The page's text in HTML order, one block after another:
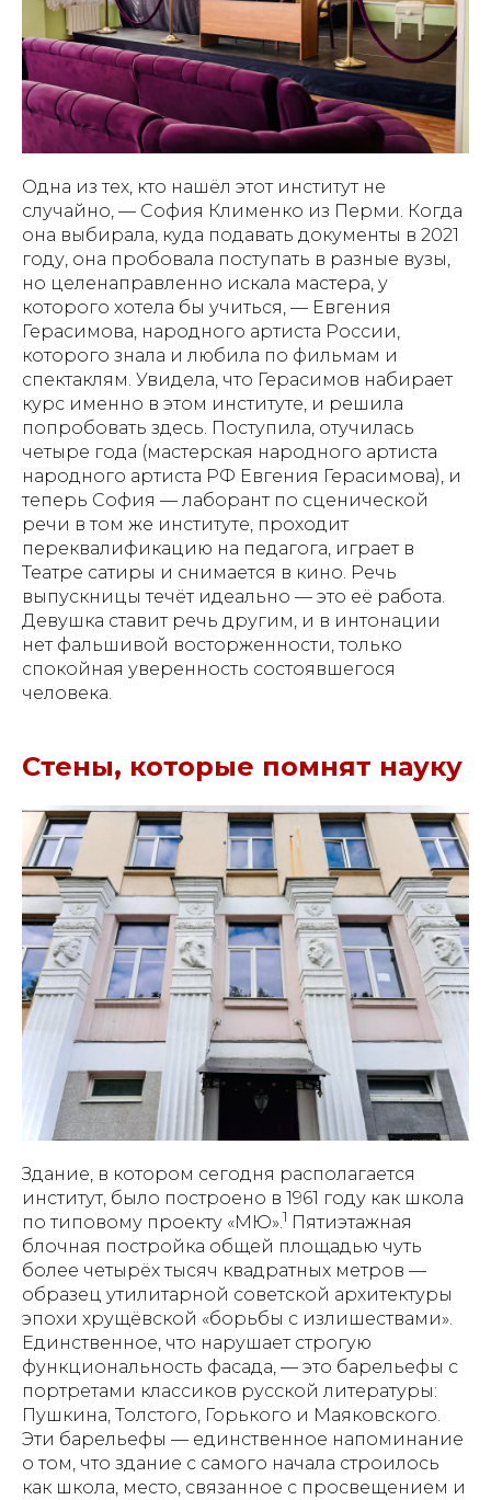
Одна из тех, кто нашёл этот институт не
случайно, — София Клименко из Перми. Когда
она выбирала, куда подавать документы в 2021
году, она пробовала поступать в разные вузы,
но целенаправленно искала мастера, у
которого хотела бы учиться, — Евгения
Герасимова, народного артиста России,
которого знала и любила по фильмам и
спектаклям. Увидела, что Герасимов набирает
курс именно в этом институте, и решила
попробовать здесь. Поступила, отучилась
четыре года (мастерская народного артиста
народного артиста РФ Евгения Герасимова), и
теперь София — лаборант по сценической
речи в том же институте, проходит
переквалификацию на педагога, играет в
Театре сатиры и снимается в кино. Речь
выпускницы течёт идеально — это её работа.
Девушка ставит речь другим, и в интонации
нет фальшивой восторженности, только
спокойная уверенность состоявшегося
человека.
Стены, которые помнят науку
Здание, в котором сегодня располагается
институт, было построено в 1961 году как школа
по типовому проекту «МЮ».1 Пятиэтажная
блочная постройка общей площадью чуть
более четырёх тысяч квадратных метров —
образец утилитарной советской архитектуры
эпохи хрущёвской «борьбы с излишествами».
Единственное, что нарушает строгую
функциональность фасада, — это барельефы с
портретами классиков русской литературы:
Пушкина, Толстого, Горького и Маяковского.
Эти барельефы — единственное напоминание
о том, что здание с самого начала строилось
как школа, место, связанное с просвещением и